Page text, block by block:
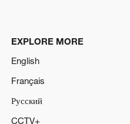
EXPLORE MORE
English
Français
Русский
CCTV+